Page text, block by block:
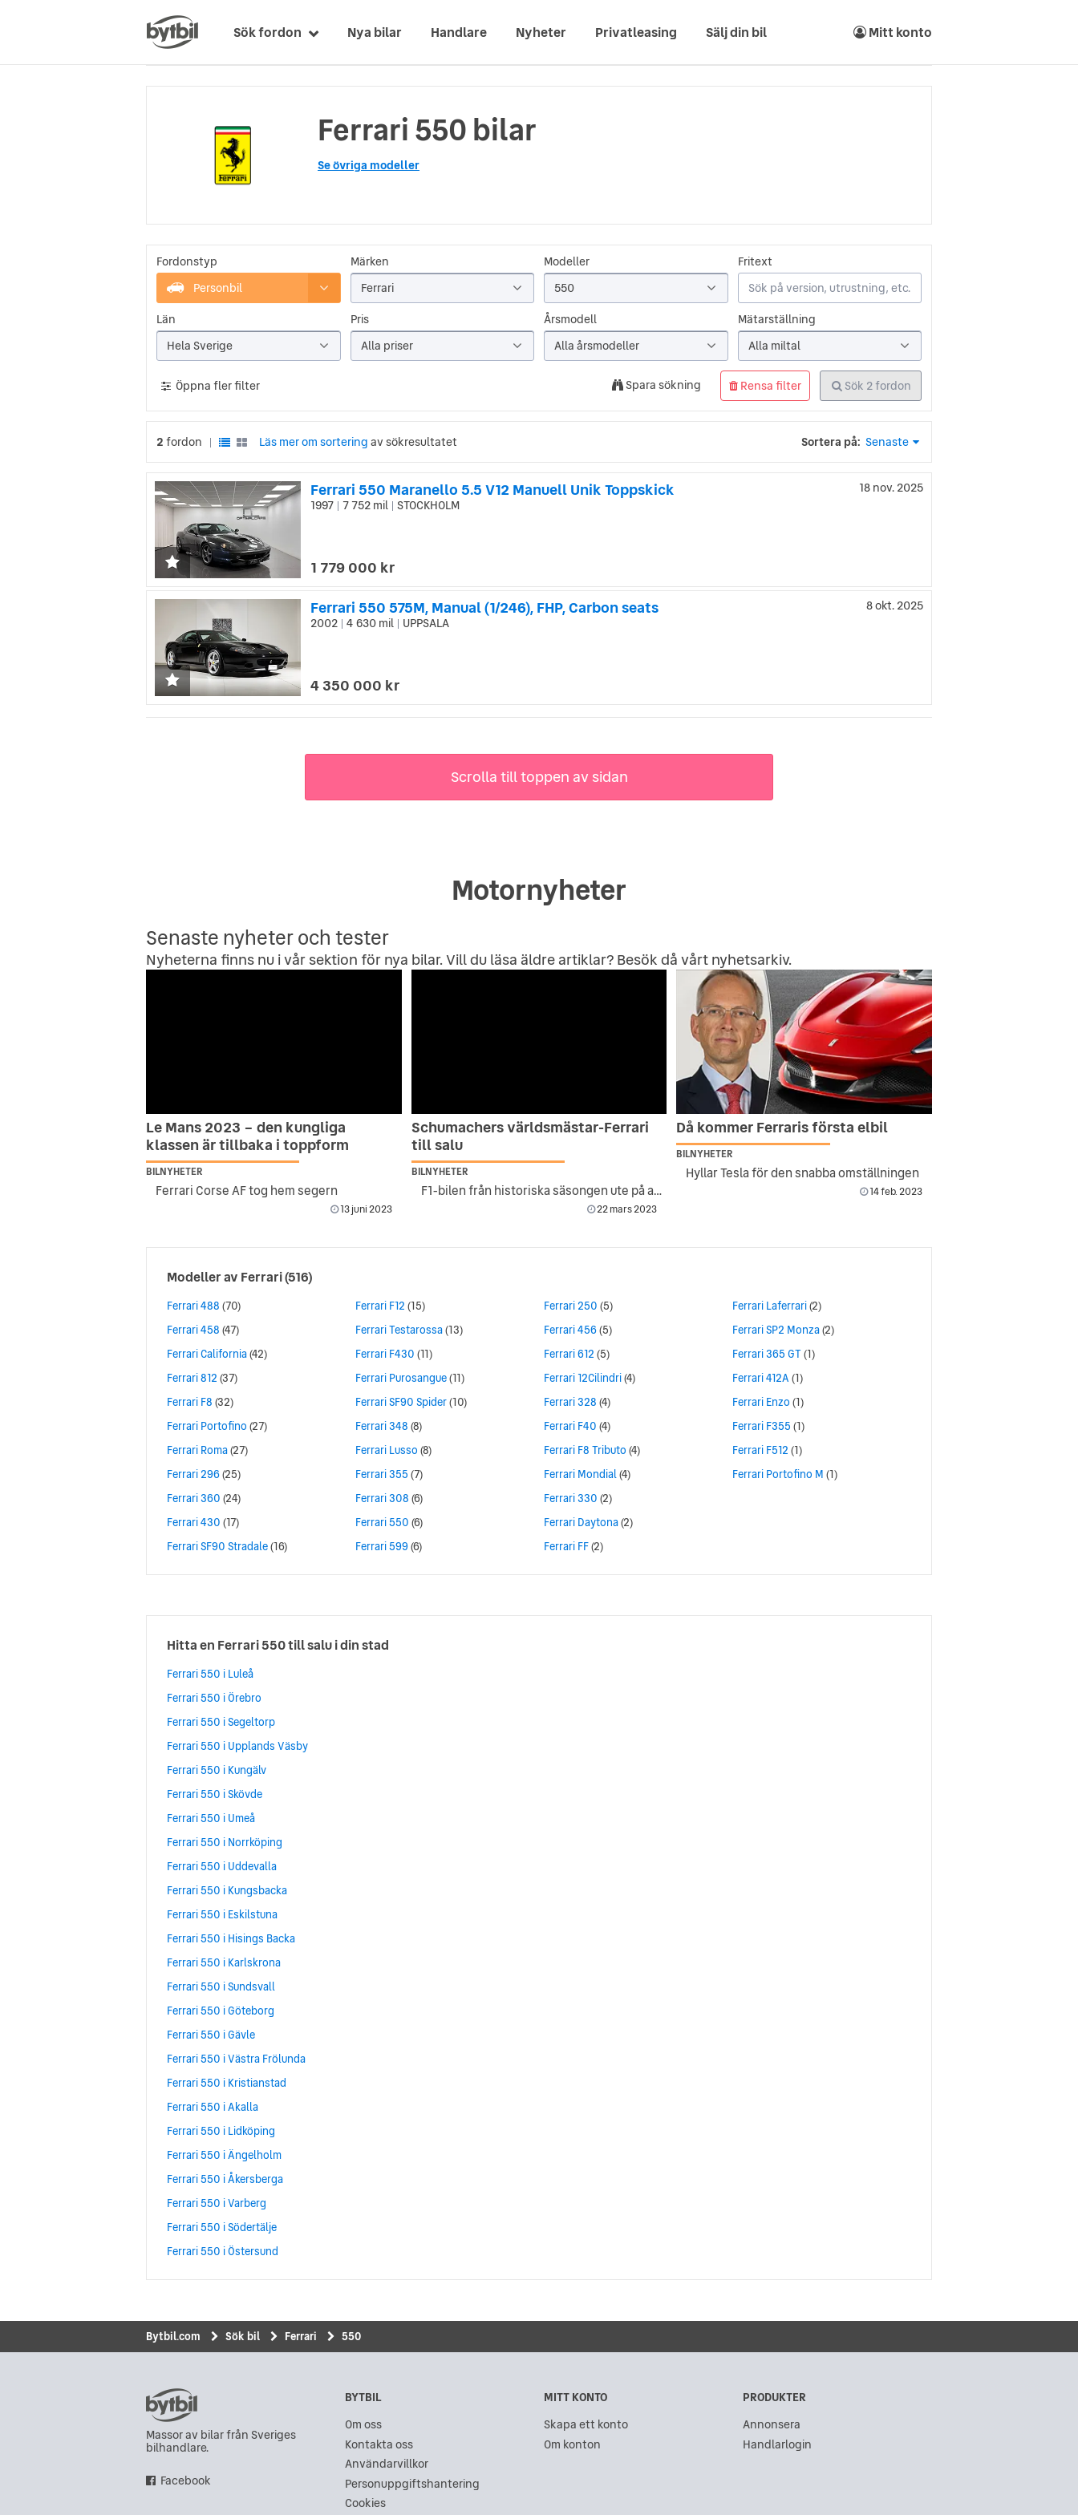
Sök fordon Nya bilar Handlare Nyheter Privatleasing Sälj din bil Mitt konto
Ferrari 550 bilar
Se övriga modeller
Fordonstyp
Personbil
Märken
Ferrari
Modeller
550
Fritext
Län
Hela Sverige
Pris
Alla priser
Årsmodell
Alla årsmodeller
Mätarställning
Alla miltal
Öppna fler filter Spara sökning Rensa filter Sök 2fordon
2 fordon Läs mer om sortering av sökresultatet Sortera på: Senaste
Ferrari 550 Maranello 5.5 V12 Manuell Unik Toppskick
1997 7 752 mil STOCKHOLM
18 nov. 2025
1 779 000 kr
Ferrari 550 575M, Manual (1/246), FHP, Carbon seats
2002 4 630 mil UPPSALA
8 okt. 2025
4 350 000 kr
Scrolla till toppen av sidan
Motornyheter
Senaste nyheter och tester
Nyheterna finns nu i vår sektion för nya bilar. Vill du läsa äldre artiklar? Besök då vårtnyhetsarkiv.
Le Mans 2023 – den kungliga
klassen är tillbaka i toppform
BILNYHETER
Ferrari Corse AF tog hem segern
13 juni 2023
Schumachers världsmästar-Ferrari
till salu
BILNYHETER
F1-bilen från historiska säsongen ute på auktion
22 mars 2023
Då kommer Ferraris första elbil
BILNYHETER
Hyllar Tesla för den snabba omställningen
14 feb. 2023
Modeller av Ferrari(516)
Ferrari 488 (70)
Ferrari 458 (47)
Ferrari California(42)
Ferrari 812 (37)
Ferrari F8 (32)
Ferrari Portofino (27)
Ferrari Roma(27)
Ferrari 296(25)
Ferrari 360 (24)
Ferrari 430 (17)
Ferrari SF90 Stradale(16)
Ferrari F12 (15)
Ferrari Testarossa(13)
Ferrari F430 (11)
Ferrari Purosangue(11)
Ferrari SF90 Spider(10)
Ferrari 348 (8)
Ferrari Lusso (8)
Ferrari 355 (7)
Ferrari 308 (6)
Ferrari 550 (6)
Ferrari 599(6)
Ferrari 250 (5)
Ferrari 456(5)
Ferrari 612 (5)
Ferrari 12Cilindri(4)
Ferrari 328 (4)
Ferrari F40 (4)
Ferrari F8 Tributo (4)
Ferrari Mondial(4)
Ferrari 330 (2)
Ferrari Daytona(2)
Ferrari FF(2)
Ferrari Laferrari(2)
Ferrari SP2 Monza(2)
Ferrari 365 GT(1)
Ferrari 412A (1)
Ferrari Enzo (1)
Ferrari F355 (1)
Ferrari F512 (1)
Ferrari Portofino M (1)
Hitta en Ferrari 550 till salu i din stad
Ferrari 550 i Luleå
Ferrari 550 i Örebro
Ferrari 550 i Segeltorp
Ferrari 550 i Upplands Väsby
Ferrari 550 i Kungälv
Ferrari 550 i Skövde
Ferrari 550 i Umeå
Ferrari 550 i Norrköping
Ferrari 550 i Uddevalla
Ferrari 550 i Kungsbacka
Ferrari 550 i Eskilstuna
Ferrari 550 i Hisings Backa
Ferrari 550 i Karlskrona
Ferrari 550 i Sundsvall
Ferrari 550 i Göteborg
Ferrari 550 i Gävle
Ferrari 550 i Västra Frölunda
Ferrari 550 i Kristianstad
Ferrari 550 i Akalla
Ferrari 550 i Lidköping
Ferrari 550 i Ängelholm
Ferrari 550 i Åkersberga
Ferrari 550 i Varberg
Ferrari 550 i Södertälje
Ferrari 550 i Östersund
Bytbil.com Sök bil Ferrari 550
Massor av bilar från Sveriges
bilhandlare.
Facebook
BYTBIL
Om oss
Kontakta oss
Användarvillkor
Personuppgiftshantering
Cookies
MITT KONTO
Skapa ett konto
Om konton
PRODUKTER
Annonsera
Handlarlogin